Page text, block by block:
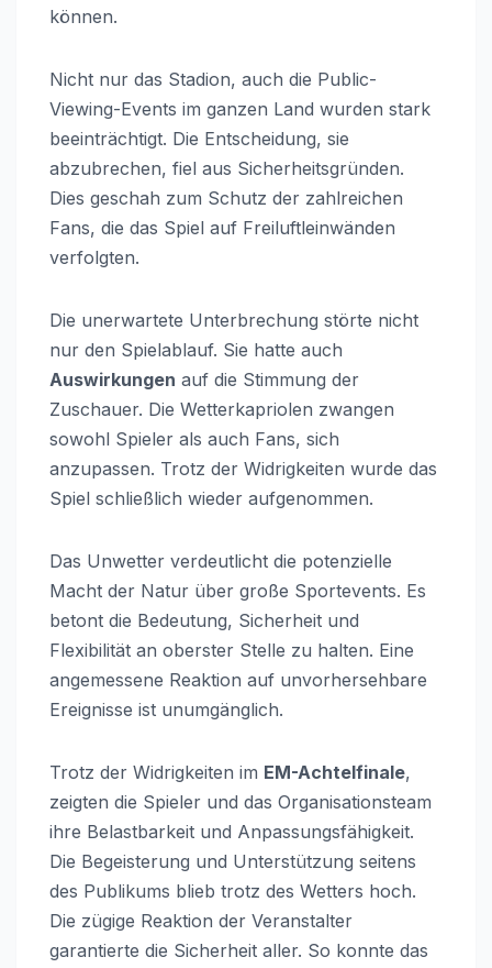
können.
Nicht nur das Stadion, auch die Public-
Viewing-Events im ganzen Land wurden stark
beeinträchtigt. Die Entscheidung, sie
abzubrechen, fiel aus Sicherheitsgründen.
Dies geschah zum Schutz der zahlreichen
Fans, die das Spiel auf Freiluftleinwänden
verfolgten.
Die unerwartete Unterbrechung störte nicht
nur den Spielablauf. Sie hatte auch
Auswirkungen auf die Stimmung der
Zuschauer. Die Wetterkapriolen zwangen
sowohl Spieler als auch Fans, sich
anzupassen. Trotz der Widrigkeiten wurde das
Spiel schließlich wieder aufgenommen.
Das Unwetter verdeutlicht die potenzielle
Macht der Natur über große Sportevents. Es
betont die Bedeutung, Sicherheit und
Flexibilität an oberster Stelle zu halten. Eine
angemessene Reaktion auf unvorhersehbare
Ereignisse ist unumgänglich.
Trotz der Widrigkeiten im EM-Achtelfinale,
zeigten die Spieler und das Organisationsteam
ihre Belastbarkeit und Anpassungsfähigkeit.
Die Begeisterung und Unterstützung seitens
des Publikums blieb trotz des Wetters hoch.
Die zügige Reaktion der Veranstalter
garantierte die Sicherheit aller. So konnte das